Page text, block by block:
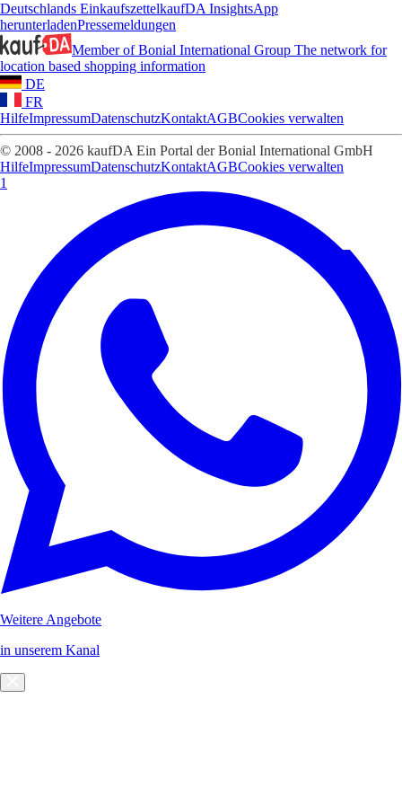
Deutschlands EinkaufszettelkaufDA InsightsApp
herunterladenPressemeldungen
Member of Bonial International Group The network for
location based shopping information
DE
FR
HilfeImpressumDatenschutzKontaktAGBCookies verwalten
© 2008 - 2026 kaufDA Ein Portal der Bonial International GmbH
HilfeImpressumDatenschutzKontaktAGBCookies verwalten
1
Weitere Angebote
in unserem Kanal